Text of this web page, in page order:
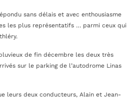
sans délais et avec enthousiasme
les plus représentatifs … parmi ceux qui
de fin décembre les deux très
sur le parking de l’autodrome Linas
leurs deux conducteurs, Alain et Jean-